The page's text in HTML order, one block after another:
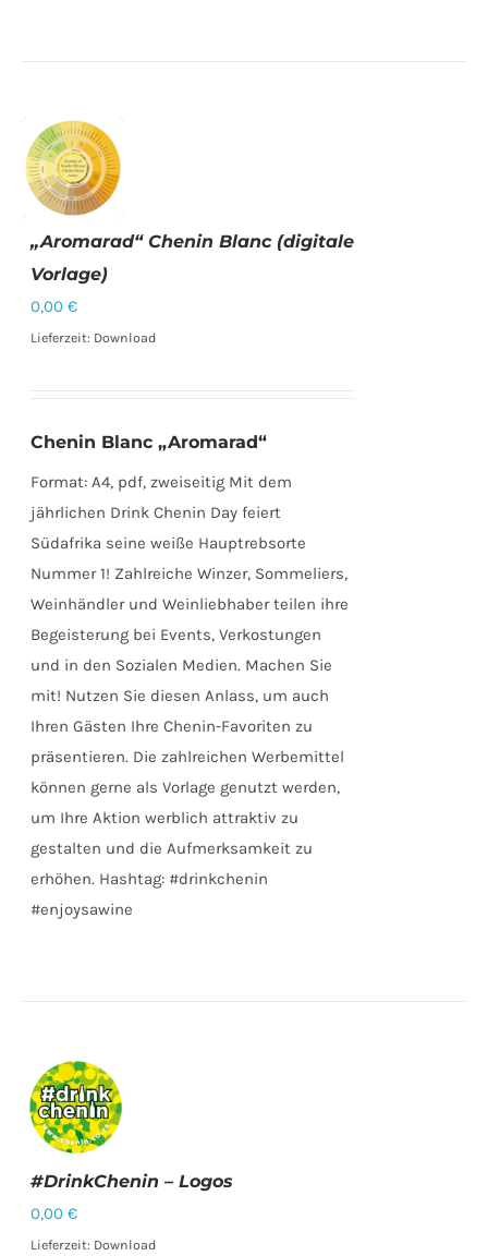
DETAILS
„Aromarad“ Chenin Blanc (digitale
Vorlage)
0,00€
Lieferzeit: Download
Chenin Blanc „Aromarad“
Format: A4, pdf, zweiseitig Mit dem
jährlichen Drink Chenin Day feiert
Südafrika seine weiße Hauptrebsorte
Nummer 1! Zahlreiche Winzer, Sommeliers,
Weinhändler und Weinliebhaber teilen ihre
Begeisterung bei Events, Verkostungen
und in den Sozialen Medien. Machen Sie
mit! Nutzen Sie diesen Anlass, um auch
Ihren Gästen Ihre Chenin-Favoriten zu
präsentieren. Die zahlreichen Werbemittel
können gerne als Vorlage genutzt werden,
um Ihre Aktion werblich attraktiv zu
gestalten und die Aufmerksamkeit zu
erhöhen. Hashtag: #drinkchenin
#enjoysawine
DETAILS
#DrinkChenin – Logos
0,00€
Lieferzeit: Download